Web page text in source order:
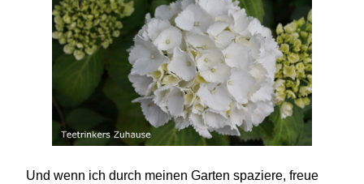
Und wenn ich durch meinen Garten spaziere, freue